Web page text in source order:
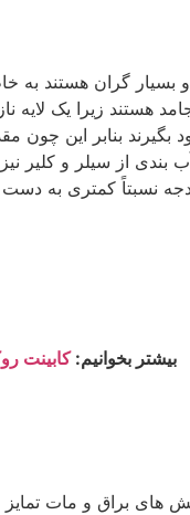
بسیار گران هستند
هستند زیرا یک
بنابر این چون
از سیلر و کلیر نیز
نسبتاً کمتری به
بیشتر بخوانیم:کابینت
های براق و مات